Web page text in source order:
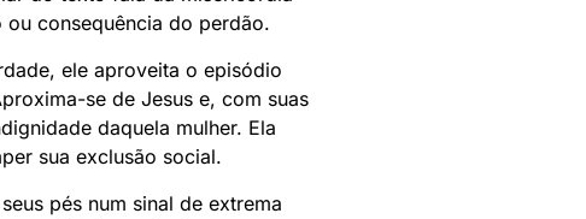
consequência do perdão.
ele aproveita o episódio
se de Jesus e, com suas
daquela mulher. Ela
sua exclusão social.
pés num sinal de extrema